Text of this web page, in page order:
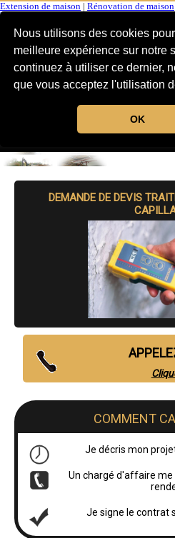
Nous utilisons des cookies
meilleure expérience sur notre
continuez à utiliser ce dernier,
que vous acceptez l'utilisation
OK
Extension de maison Rénovation de maison
MENU
DEMANDE DE DEVIS
COMMENT
Je décris mon
Un chargé d'affaire me
Je signe le contrat